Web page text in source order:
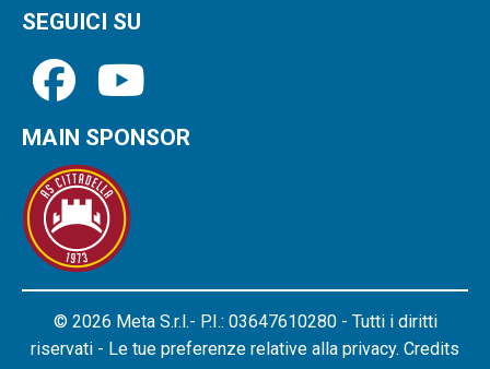
SEGUICI SU
MAIN SPONSOR
© 2026 Meta S.r.l.- P.I.: 03647610280 - Tutti i diritti
riservati - Le tue preferenze relative alla privacy. Credits